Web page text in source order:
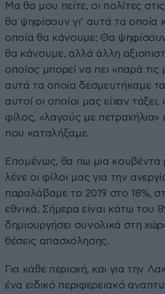
Μα θα μου πείτε, οι πολίτες
θα ψηφίσουν γι’ αυτά τα οποία
οποία θα κάνουμε; Θα ψηφίσουν
θα κάνουμε, αλλά άλλη
οποίος μπορεί να πει «παρά τις
αυτά τα οποία δεσμευτήκαμε
αυτοί οι οποίοι μας είχαν
φίλος, «λαγούς με πετραχήλια»
που καταλήξαμε.
Επομένως, θα πω μια κουβέντα
λένε οι φίλοι μας για την
παραλάβαμε το 2019 στο 18%,
εθνικά. Σήμερα είναι κάτω του
δημιουργήσει συνολικά στη
θέσεις απασχόλησης.
Για κάθε περιοχή, και για την
ένα ειδικό περιφερειακό